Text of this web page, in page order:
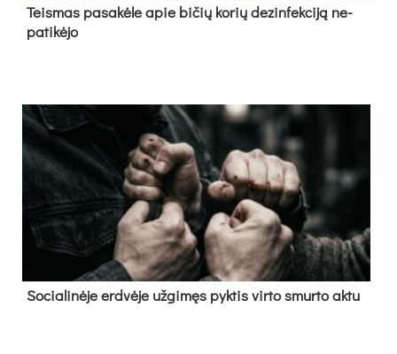
Teis­mas pa­sa­kė­le apie bi­čių ko­rių de­zin­fek­ci­ją ne­
pa­ti­kė­jo
So­cia­li­nė­je erd­vė­je už­gi­męs pyk­tis vir­to smur­to ak­tu